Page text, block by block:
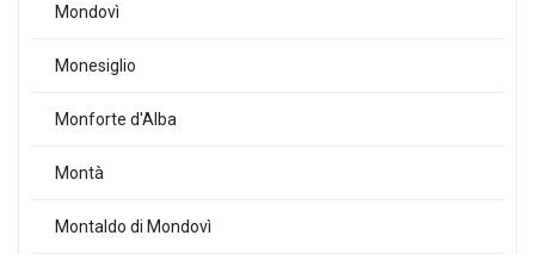
Mondovì
Monesiglio
Monforte d'Alba
Montà
Montaldo di Mondovì